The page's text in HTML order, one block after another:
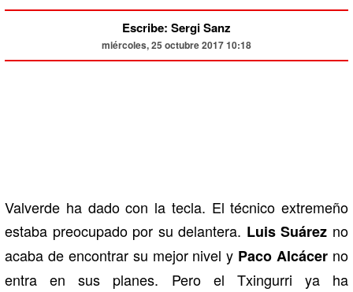
Escribe: Sergi Sanz
miércoles, 25 octubre 2017 10:18
Valverde ha dado con la tecla. El técnico extremeño
estaba preocupado por su delantera. Luis Suárez no
acaba de encontrar su mejor nivel y Paco Alcácer no
entra en sus planes. Pero el Txingurri ya ha